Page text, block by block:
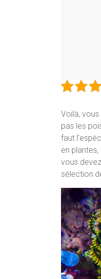
Voilà,
pas les
faut
en
vous
sélection